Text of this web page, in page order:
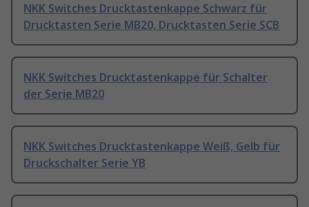
NKK Switches Drucktastenkappe Schwarz für
Drucktasten Serie MB20, Drucktasten Serie SCB
NKK Switches Drucktastenkappe für Schalter
der Serie MB20
NKK Switches Drucktastenkappe Weiß, Gelb für
Druckschalter Serie YB